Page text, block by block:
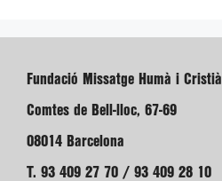
Fundació Missatge Humà i Cristià
Comtes de Bell-lloc, 67-69
08014 Barcelona
T. 93 409 27 70 / 93 409 28 10